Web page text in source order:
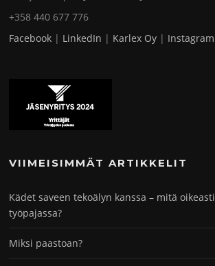
+358 440 677 776
Facebook | LinkedIn | Karlex Oy | Instagram
VIIMEISIMMÄT ARTIKKELIT
Kädet saveen tekoälyn kanssa – mitä
työpajassa?
Miksi paastoan?